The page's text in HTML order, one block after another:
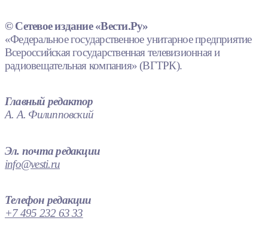
© Сетевое издание «Вести.Ру»
«Федеральное государственное унитарное предприятие
Всероссийская государственная телевизионная и
радиовещательная компания» (ВГТРК).
Главный редактор
А. А. Филипповский
Эл. почта редакции
info@vesti.ru
Телефон редакции
+7 495 232 63 33